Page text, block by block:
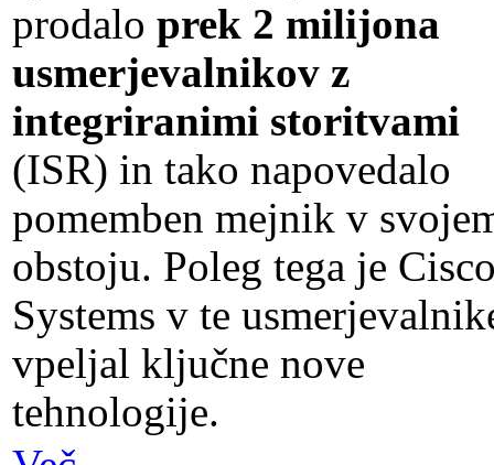
prodalo prek 2 milijona
usmerjevalnikov z
integriranimi storitvami
(ISR) in tako napovedalo
pomemben mejnik v
obstoju. Poleg tega je
Systems v te
vpeljal ključne nove
tehnologije.